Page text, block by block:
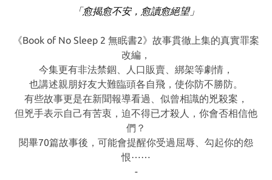
「愈揭愈不安，愈讀愈絕望」
《Book of No Sleep 2 無眠書2》故事貫徹上集的真實罪案
改編，
今集更有非法禁錮、人口販賣、綁架等劇情，
也講述親朋好友大難臨頭各自飛，使你防不勝防。
有些故事更是在新聞報導看過、似曾相識的兇殺案，
但兇手表示自己有苦衷，迫不得已才殺人，你會否相信他
們？
閱畢70篇故事後，可能會提醒你受過屈辱、勾起你的怨
恨⋯⋯
-